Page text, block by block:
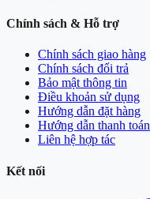
Chính sách & Hỗ trợ
Chính sách giao hàng
Chính sách đổi trả
Bảo mật thông tin
Điều khoản sử dụng
Hướng dẫn đặt hàng
Hướng dẫn thanh toán
Liên hệ hợp tác
Kết nối